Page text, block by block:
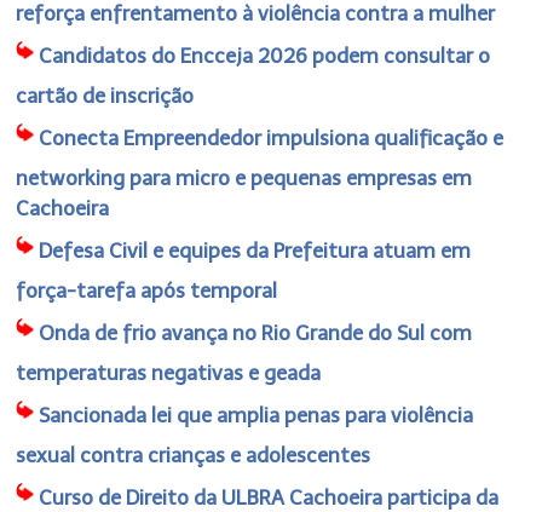
reforça enfrentamento à violência contra a mulher
Candidatos do Encceja 2026 podem consultar o
cartão de inscrição
Conecta Empreendedor impulsiona qualificação e
networking para micro e pequenas empresas em
Cachoeira
Defesa Civil e equipes da Prefeitura atuam em
força-tarefa após temporal
Onda de frio avança no Rio Grande do Sul com
temperaturas negativas e geada
Sancionada lei que amplia penas para violência
sexual contra crianças e adolescentes
Curso de Direito da ULBRA Cachoeira participa da